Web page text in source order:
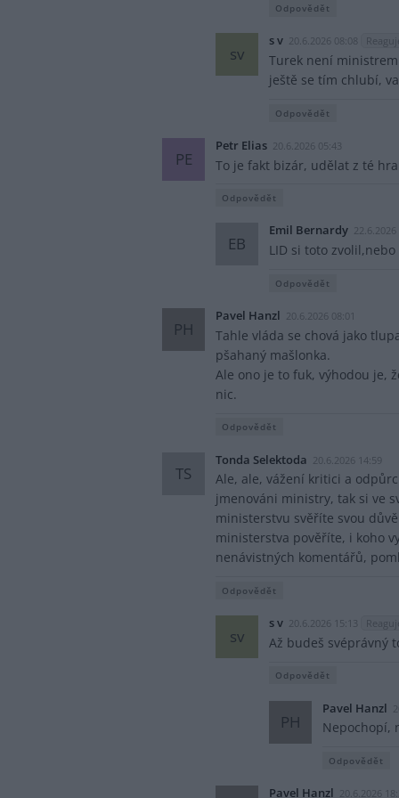
Odpovědět
sv
s v 20.6.2026 08:08
Turek není
ještě se tím chlubí,
Odpovědět
PE
Petr Elias 20.6.2026 05:43
To je fakt bizár, udělat z té
Odpovědět
EB
Emil Bernardy 22.6.2026
LID si toto
Odpovědět
PH
Pavel Hanzl 20.6.2026 08:01
Tahle vláda se chová jako
pšahaný mašlonka.
Ale ono je to fuk, výhodou je,
nic.
Odpovědět
TS
Tonda Selektoda 20.6.2026 14:59
Ale, ale, vážení kritici a
jmenováni ministry, tak si ve
ministerstvu svěříte svou
ministerstva pověříte, i koho
nenávistných komentářů,
Odpovědět
sv
s v 20.6.2026 15:13
Až budeš svéprávný
Odpovědět
PH
Pavel Hanzl
Nepochopí,
Odpovědět
Pavel Hanzl 20.6.2026